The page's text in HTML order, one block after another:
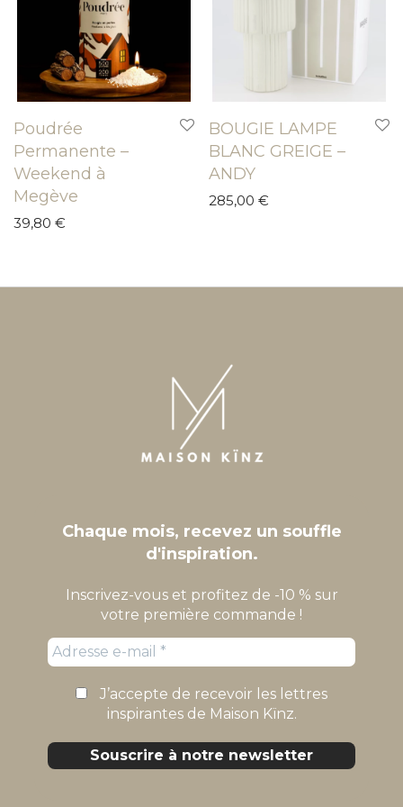
Poudrée
Permanente –
Weekend à
Megève
39,80 €
BOUGIE LAMPE
BLANC GREIGE –
ANDY
285,00 €
Chaque mois, recevez un souffle
d'inspiration.
Inscrivez-vous et profitez de -10 % sur
votre première commande !
J’accepte de recevoir les lettres
inspirantes de Maison Kïnz.